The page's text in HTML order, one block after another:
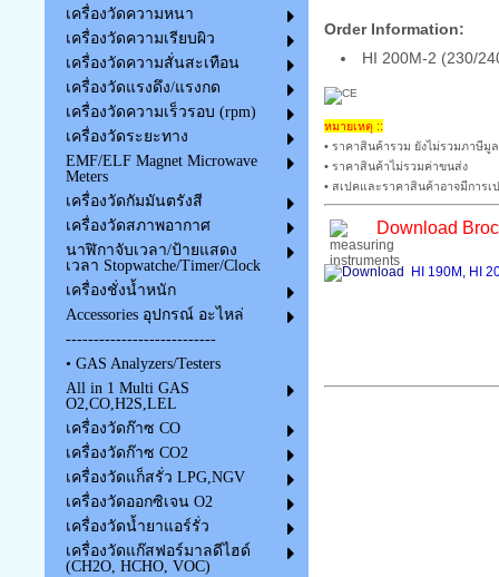
เครื่องวัดความหนา
เครื่องวัดความเรียบผิว
เครื่องวัดความสั่นสะเทือน
เครื่องวัดแรงดึง/แรงกด
เครื่องวัดความเร็วรอบ (rpm)
เครื่องวัดระยะทาง
EMF/ELF Magnet Microwave
Meters
เครื่องวัดกัมมันตรังสี
เครื่องวัดสภาพอากาศ
นาฬิกาจับเวลา/ป้ายแสดง
เวลา Stopwatche/Timer/Clock
เครื่องชั่งน้ำหนัก
Accessories อุปกรณ์ อะไหล่
---------------------------
• GAS Analyzers/Testers
All in 1 Multi GAS
O2,CO,H2S,LEL
เครื่องวัดก๊าซ CO
เครื่องวัดก๊าซ CO2
เครื่องวัดแก็สรั่ว LPG,NGV
เครื่องวัดออกซิเจน O2
เครื่องวัดน้ำยาแอร์รั่ว
เครื่องวัดแก๊สฟอร์มาลดีไฮด์
(CH2O, HCHO, VOC)
Order Information:
HI 200M-2 (230/
หมายเหตุ ::
• ราคาสินค้ารวม ยังไม่รวมภาษีมู
• ราคาสินค้าไม่รวมค่าขนส่ง
• สเปคและราคาสินค้าอาจมีการ
Download
HI 190M, HI